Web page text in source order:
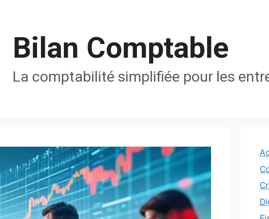
Bilan Comptable
La comptabilité simplifiée pour les